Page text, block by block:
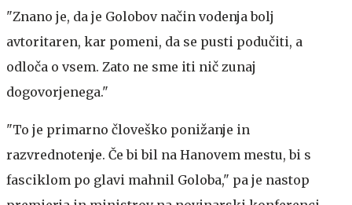
"Znano je, da je Golobov način vodenja bolj
avtoritaren, kar pomeni, da se pusti podučiti, a
odloča o vsem. Zato ne sme iti nič zunaj
dogovorjenega."
"To je primarno človeško ponižanje in
razvrednotenje. Če bi bil na Hanovem mestu, bi s
fasciklom po glavi mahnil Goloba," pa je nastop